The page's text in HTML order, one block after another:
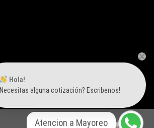
Hola!
Necesitas alguna cotización? Escribenos!
Atencion a Mayoreo